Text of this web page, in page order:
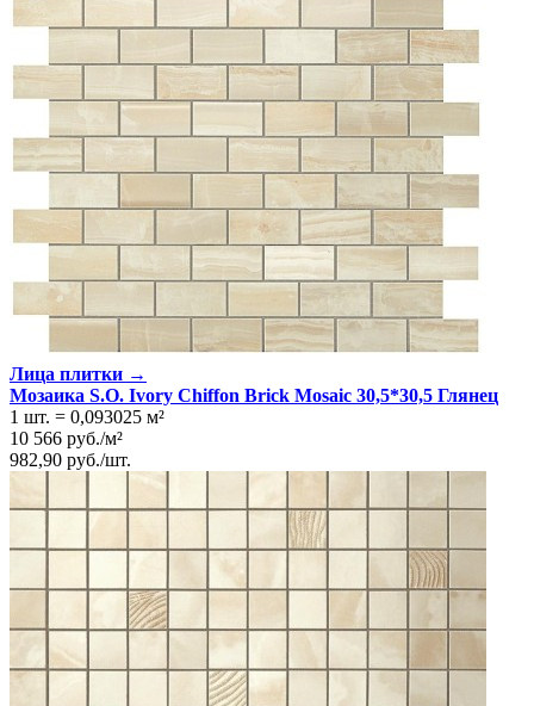
Лица плитки →
Мозаика S.O. Ivory Chiffon Brick Mosaic 30,5*30,5 Глянeц
1 шт. = 0,093025 м²
10 566 руб./м²
982,90 руб./шт.